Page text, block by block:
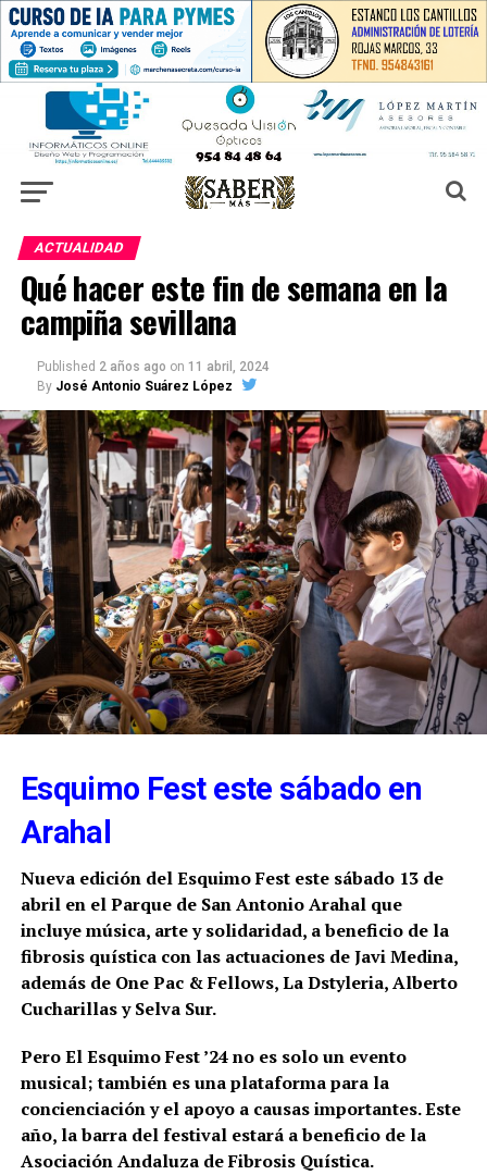
ACTUALIDAD
Qué hacer este fin de semana en la
campiña sevillana
Published 2 años ago on 11 abril, 2024
By José Antonio Suárez López
Esquimo Fest este sábado en
Arahal
Nueva edición del Esquimo Fest este sábado 13 de
abril en el Parque de San Antonio Arahal que
incluye música, arte y solidaridad, a beneficio de la
fibrosis quística con las actuaciones deJavi Medina,
además de One Pac & Fellows, La Dstyleria, Alberto
Cucharillas y Selva Sur.
Pero El Esquimo Fest ’24 no es solo un evento
musical; también es una plataforma para la
concienciación y el apoyo a causas importantes. Este
año, la barra del festival estará a beneficio de la
Asociación Andaluza de Fibrosis Quística.